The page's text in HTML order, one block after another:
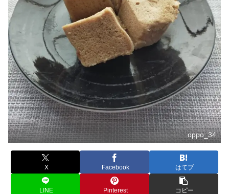
oppo_34
X Facebook はてブ
LINE Pinterest コピー